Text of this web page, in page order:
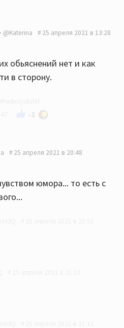
случае от меня никаких
@Katerina 25 апреля 2021 в 13:28
обьяснений нет и как
в сторону.
-3
25 апреля 2021 в 20:48
юмора... то есть с
юмора к изначально
ответы на некоторые,